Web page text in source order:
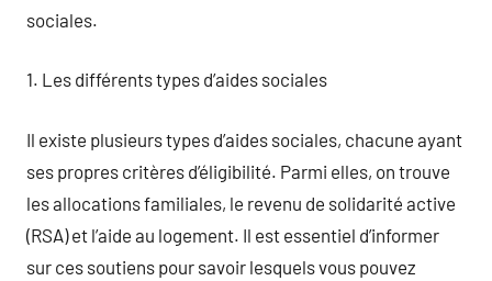
sociales.
1. Les différents types d’aides sociales
Il existe plusieurs types d’aides sociales, chacune ayant
ses propres critères d’éligibilité. Parmi elles, on trouve
les allocations familiales, le revenu de solidarité active
(RSA) et l’aide au logement. Il est essentiel d’informer
sur ces soutiens pour savoir lesquels vous pouvez